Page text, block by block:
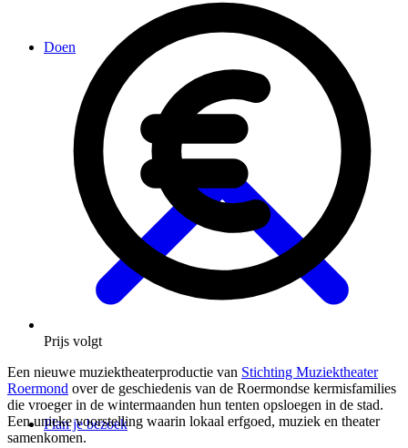
Doen
Plan je bezoek
Prijs volgt
Een nieuwe muziektheaterproductie van Stichting Muziektheater
Roermond over de geschiedenis van de Roermondse kermisfamilies
die vroeger in de wintermaanden hun tenten opsloegen in de stad.
Een unieke voorstelling waarin lokaal erfgoed, muziek en theater
samenkomen.